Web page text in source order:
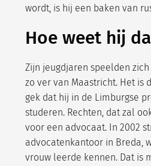
wordt, is hij een baken van
Hoe weet hij
Zijn jeugdjaren speelden
zo ver van Maastricht. Het is
gek dat hij in de Limburgse
studeren. Rechten, dat zal
voor een advocaat. In 2002
advocatenkantoor in Breda,
vrouw leerde kennen. Dat is